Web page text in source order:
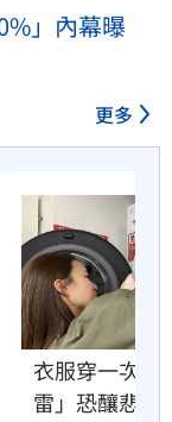
」內幕曝
更多
衣服穿一次就
雷」恐釀悲劇